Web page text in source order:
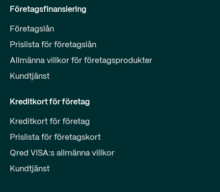
Företagsfinansiering
Företagslån
Prislista för företagslån
Allmänna villkor för företagsprodukter
Kundtjänst
Kreditkort för företag
Kreditkort för företag
Prislista för företagskort
Qred VISA:s allmänna villkor
Kundtjänst